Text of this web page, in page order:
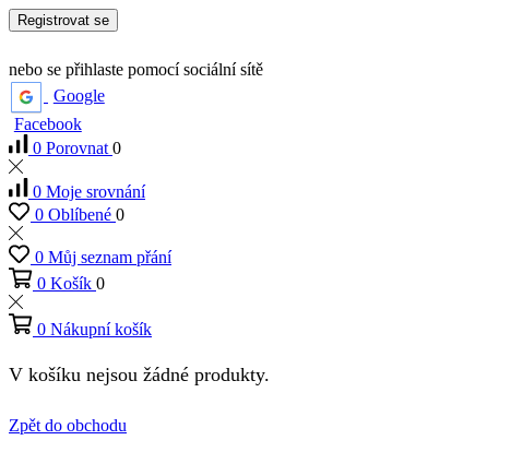
Registrovat se
nebo se přihlaste pomocí sociální sítě
Google
Facebook
0 Porovnat 0
0 Moje srovnání
0 Oblíbené 0
0 Můj seznam přání
0 Košík 0
0 Nákupní košík
V košíku nejsou žádné produkty.
Zpět do obchodu